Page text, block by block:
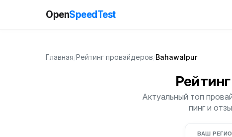
OpenSpeedTest
Главная Рейтинг провайдеров Bahawalpur
Актуальный топ
пинг и
ВАШ